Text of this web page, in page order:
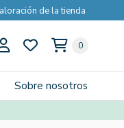
de la tienda
0
Sobre nosotros